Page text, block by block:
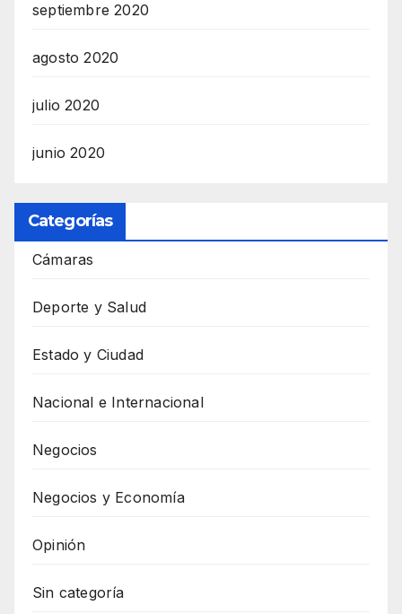
septiembre 2020
agosto 2020
julio 2020
junio 2020
Categorías
Cámaras
Deporte y Salud
Estado y Ciudad
Nacional e Internacional
Negocios
Negocios y Economía
Opinión
Sin categoría